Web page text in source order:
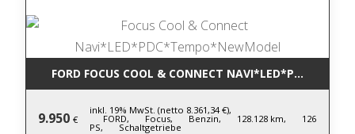
FORD FOCUS COOL & CONNECT
9.950 €
inkl. 19% MwSt. (netto 8.361,34 €),
FORD, Focus, Benzin, 128.128 km, 126
PS, Schaltgetriebe